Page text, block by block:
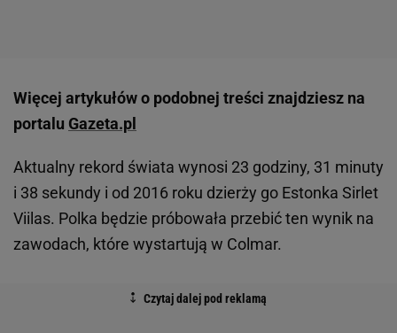
Więcej artykułów o podobnej treści znajdziesz na
portalu Gazeta.pl
Aktualny rekord świata wynosi 23 godziny, 31 minuty
i 38 sekundy i od 2016 roku dzierży go Estonka Sirlet
Viilas. Polka będzie próbowała przebić ten wynik na
zawodach, które wystartują w Colmar.